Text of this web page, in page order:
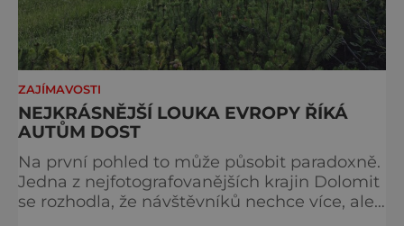
ZAJÍMAVOSTI
NEJKRÁSNĚJŠÍ LOUKA EVROPY ŘÍKÁ
AUTŮM DOST
Na první pohled to může působit paradoxně.
Jedna z nejfotografovanějších krajin Dolomit
se rozhodla, že návštěvníků nechce více, ale